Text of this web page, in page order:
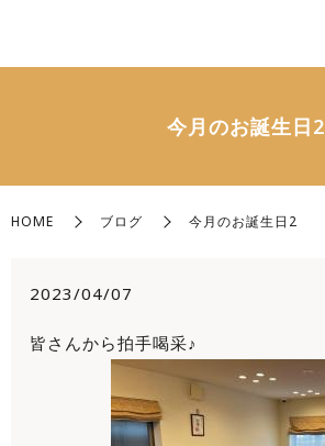
今月のお誕生日2
HOME ブログ 今月のお誕生日2
2023/04/07
皆さんから拍手喝采♪